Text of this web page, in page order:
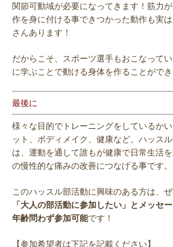
関節可動域が必要になってきます！筋力
作を身に付ける事できつかった動作も実
さんあります！
だからこそ、スポーツ選手もおこなって
に学ぶことで動ける身体を作ることができ
最後に
様々な目的でトレーニングをしているか
ット、ボディメイク、健康など。ハッス
は、運動を通して誰もが健康で日常生活
の慢性的な痛みの改善につなげる事です。
このハッスル部活動に興味のある方は、
「大人の部活動に参加したい」とメッセー
年齢問わず参加可能です！
【参加希望者は下記を記載ください】